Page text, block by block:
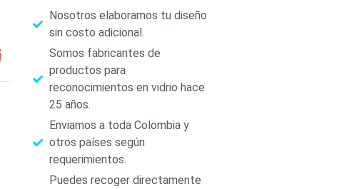
Nosotros elaboramos tu diseño
sin costo adicional.
Somos fabricantes de
productos para
reconocimientos en vidrio hace
25 años.
Enviamos a toda Colombia y
otros países según
requerimientos.
Puedes recoger directamente